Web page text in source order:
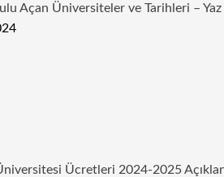
Açan Üniversiteler ve Tarihleri –
Ücretleri 2024-2025